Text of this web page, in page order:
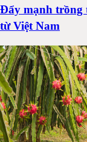
Đẩy mạnh trồng
từ Việt Nam